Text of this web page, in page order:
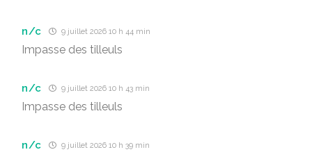
n/c 9 juillet 2026 10 h 44 min
Impasse des tilleuls
n/c 9 juillet 2026 10 h 43 min
Impasse des tilleuls
n/c 9 juillet 2026 10 h 39 min